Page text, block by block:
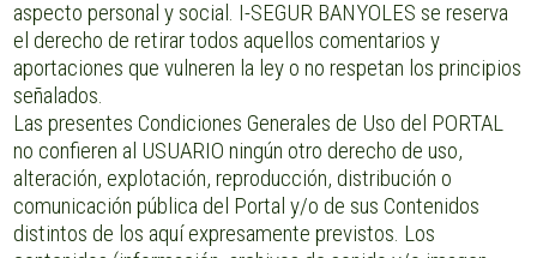
aspecto personal y social. I-SEGUR BANYOLES se reserva
el derecho de retirar todos aquellos comentarios y
aportaciones que vulneren la ley o no respetan los principios
señalados.
Las presentes Condiciones Generales de Uso del PORTAL
no confieren al USUARIO ningún otro derecho de uso,
alteración, explotación, reproducción, distribución o
comunicación pública del Portal y/o de sus Contenidos
distintos de los aquí expresamente previstos. Los